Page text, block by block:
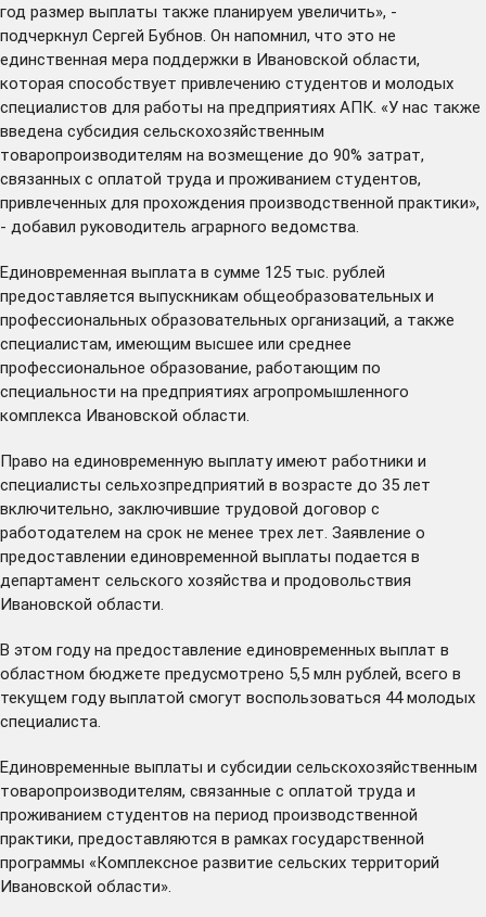
год размер выплаты также планируем увеличить», -
подчеркнул Сергей Бубнов. Он напомнил, что это не
единственная мера поддержки в Ивановской области,
которая способствует привлечению студентов и молодых
специалистов для работы на предприятиях АПК. «У нас также
введена субсидия сельскохозяйственным
товаропроизводителям на возмещение до 90% затрат,
связанных с оплатой труда и проживанием студентов,
привлеченных для прохождения производственной практики»,
- добавил руководитель аграрного ведомства.
Единовременная выплата в сумме 125 тыс. рублей
предоставляется выпускникам общеобразовательных и
профессиональных образовательных организаций, а также
специалистам, имеющим высшее или среднее
профессиональное образование, работающим по
специальности на предприятиях агропромышленного
комплекса Ивановской области.
Право на единовременную выплату имеют работники и
специалисты сельхозпредприятий в возрасте до 35 лет
включительно, заключившие трудовой договор с
работодателем на срок не менее трех лет. Заявление о
предоставлении единовременной выплаты подается в
департамент сельского хозяйства и продовольствия
Ивановской области.
В этом году на предоставление единовременных выплат в
областном бюджете предусмотрено 5,5 млн рублей, всего в
текущем году выплатой смогут воспользоваться 44 молодых
специалиста.
Единовременные выплаты и субсидии сельскохозяйственным
товаропроизводителям, связанные с оплатой труда и
проживанием студентов на период производственной
практики, предоставляются в рамках государственной
программы «Комплексное развитие сельских территорий
Ивановской области».